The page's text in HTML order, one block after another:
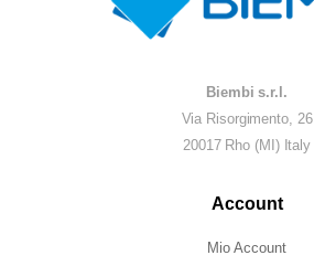
Biembi s.r.l.
Via Risorgimento, 26
20017 Rho (MI) Italy
Account
Mio Account